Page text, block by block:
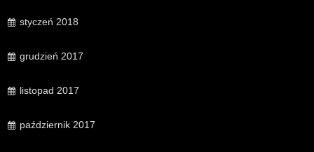
styczeń 2018
grudzień 2017
listopad 2017
październik 2017